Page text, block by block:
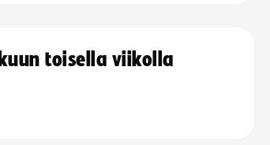
toisella viikolla